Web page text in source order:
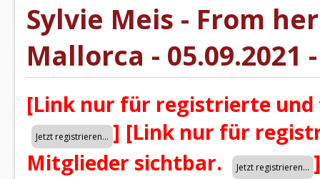
Sylvie Meis - From
Mallorca - 05.09.2021
[Link nur für registrierte
] [Link nur für
Mitglieder sichtbar.
]